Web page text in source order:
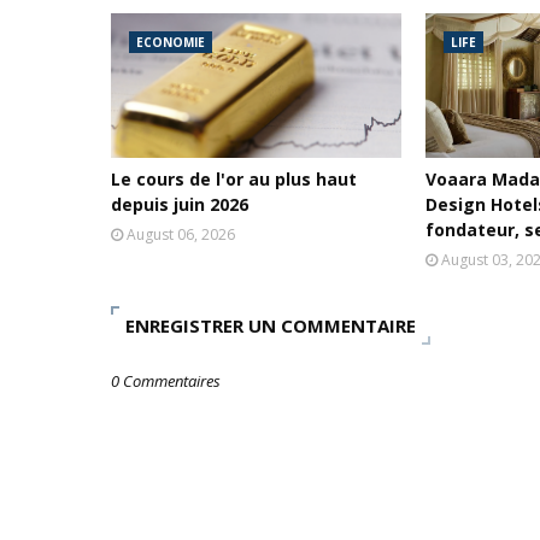
ECONOMIE
Le cours de l'or au plus haut
depuis juin 2026
August 06, 2026
LIFE
Voaara
Design
fondateur,
August 03,
ENREGISTRER UN COMMENTAIRE
0 Commentaires